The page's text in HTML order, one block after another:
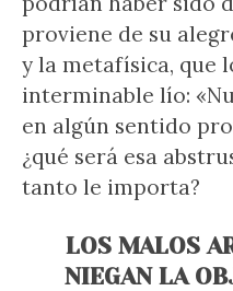
proviene de su
y la metafísica, que
interminable lío:
en algún sentido
¿qué será esa
tanto le importa?
LOS MALOS
NIEGAN LA